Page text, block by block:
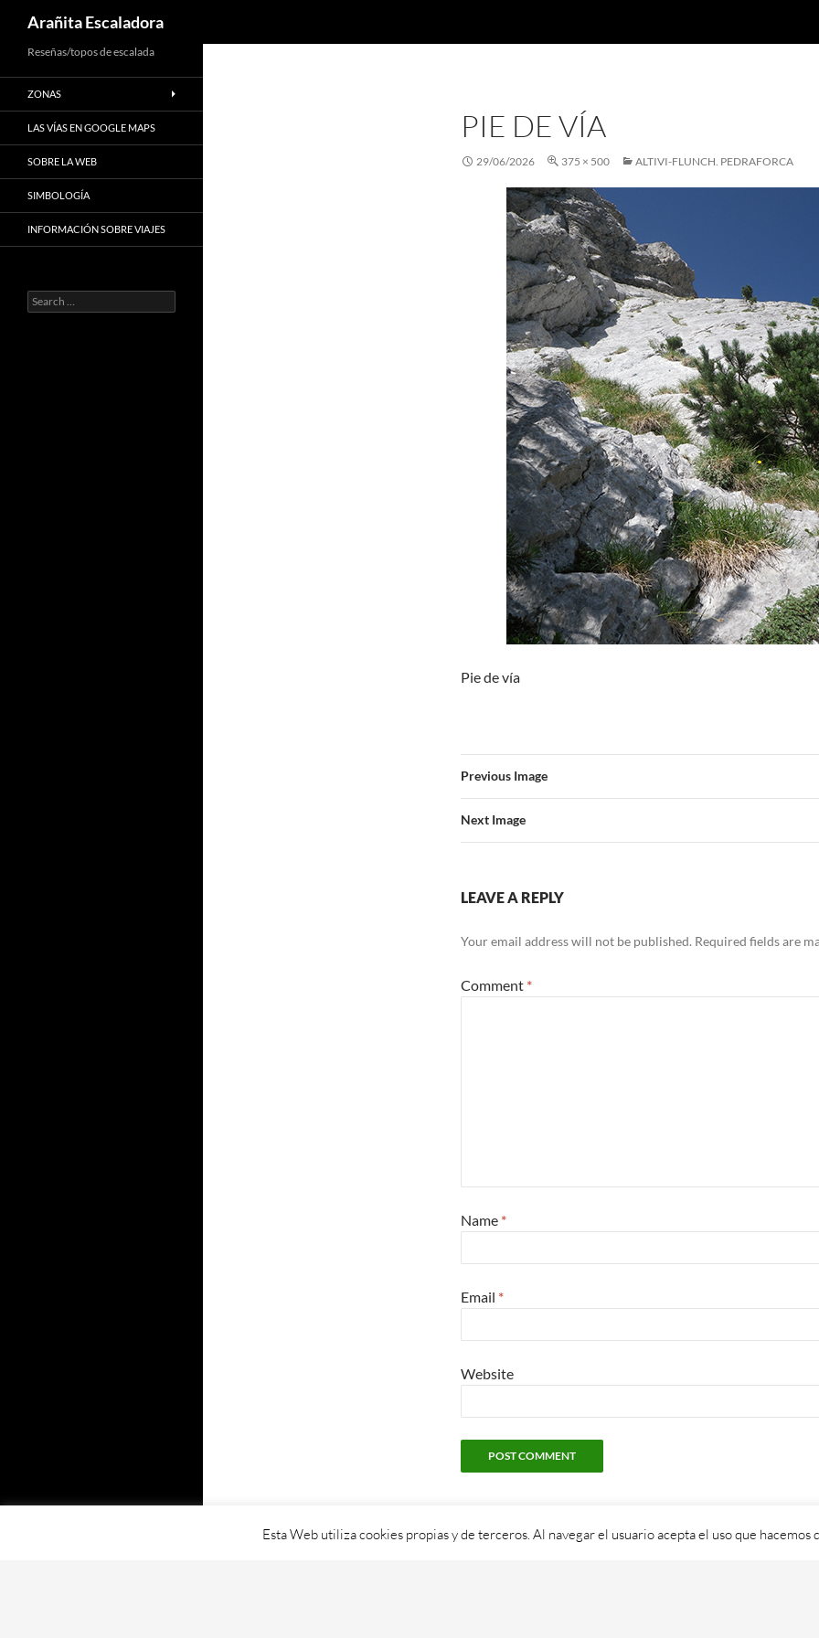
to
content
Arañita Escaladora
PIE DE VÍA
29/06/2026 375 × 500 ALTIVI-FLUNCH. PEDRAFORCA
Pie de vía
Previous Image
Next Image
LEAVE A REPLY
Your email address will not be published. Required fields are
Comment *
Name *
Email *
Website
Reseñas/topos de escalada
ZONAS
LAS VÍAS EN GOOGLE MAPS
SOBRE LA WEB
SIMBOLOGÍA
INFORMACIÓN SOBRE VIAJES
Search
for:
Esta Web utiliza cookies propias y de terceros. Al navegar el usuario acepta el uso que hacemos